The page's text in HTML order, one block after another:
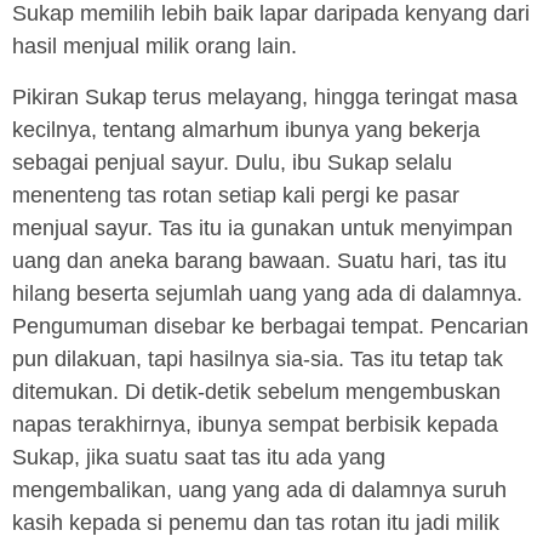
Sukap memilih lebih baik lapar daripada kenyang dari
hasil menjual milik orang lain.
Pikiran Sukap terus melayang, hingga teringat masa
kecilnya, tentang almarhum ibunya yang bekerja
sebagai penjual sayur. Dulu, ibu Sukap selalu
menenteng tas rotan setiap kali pergi ke pasar
menjual sayur. Tas itu ia gunakan untuk menyimpan
uang dan aneka barang bawaan. Suatu hari, tas itu
hilang beserta sejumlah uang yang ada di dalamnya.
Pengumuman disebar ke berbagai tempat. Pencarian
pun dilakuan, tapi hasilnya sia-sia. Tas itu tetap tak
ditemukan. Di detik-detik sebelum mengembuskan
napas terakhirnya, ibunya sempat berbisik kepada
Sukap, jika suatu saat tas itu ada yang
mengembalikan, uang yang ada di dalamnya suruh
kasih kepada si penemu dan tas rotan itu jadi milik